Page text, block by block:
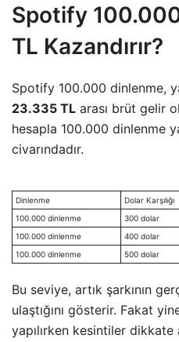
Spotify
TL Kazandırır?
Spotify 100.000 dinlenme,
23.335 TL arası brüt gelir
hesapla 100.000 dinlenme
civarındadır.
Dinlenme Dolar Karşılığı
100.000 dinlenme
300 dolar
100.000 dinlenme
400 dolar
100.000 dinlenme
500 dolar
Bu seviye, artık şarkının
ulaştığını gösterir. Fakat
yapılırken kesintiler dikkate